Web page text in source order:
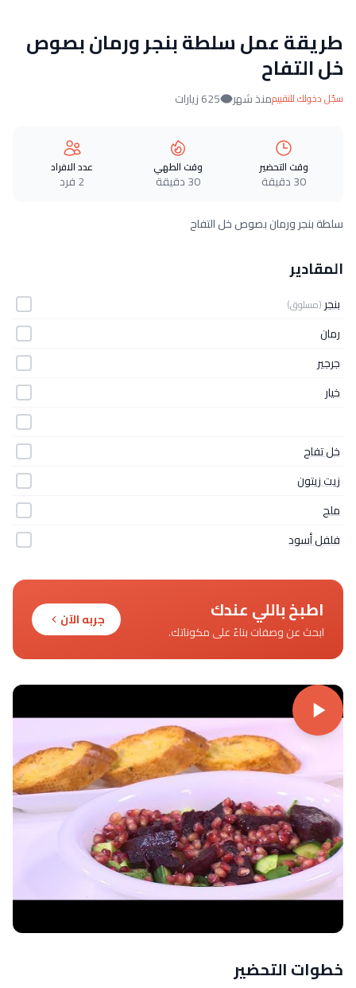
طريقة عمل سلطة بنجر ورمان بصوص
خل التفاح
سجّل دخولك للتقييممنذ شهر 625 زيارات
وقت التحضير
30 دقيقة
وقت الطهي
30 دقيقة
عدد الافراد
2 فرد
سلطة بنجر ورمان بصوص خل التفاح
المقادير
بنجر (مسلوق)
رمان
جرجير
خيار
خل تفاح
زيت زيتون
ملح
فلفل أسود
اطبخ باللي عندك
ابحث عن وصفات بناءً على مكوناتك.
جربه الآن
خطوات التحضير